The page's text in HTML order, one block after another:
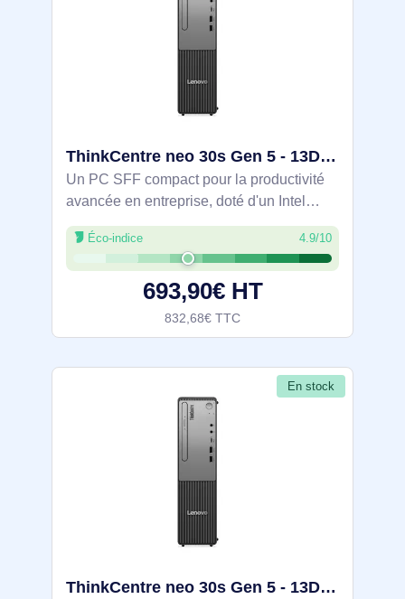
ThinkCentre neo 30s Gen 5 - 13DH0027FR
Un PC SFF compact pour la productivité
avancée en entreprise, doté d'un Intel
Core i5-13420H, 16 Go DDR5 5200 et
SSD NVMe PCIe 4.0 de 512 Go sous
Windows 11 Pro. Connectivité Wi-Fi 6,
Bluetooth 5.2
Éco-indice 4.9/10
693,90€ HT
832,68€ TTC
En stock
ThinkCentre neo 30s Gen 5 - 13DH0025FR